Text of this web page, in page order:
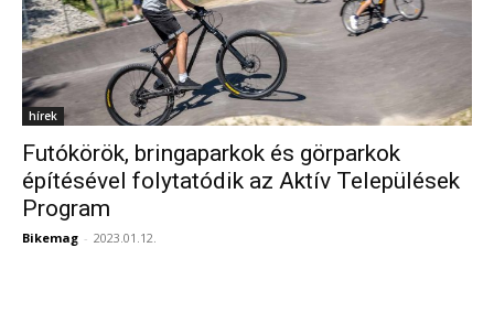
hírek
Futókörök, bringaparkok és görparkok
építésével folytatódik az Aktív Települések
Program
Bikemag - 2023.01.12.